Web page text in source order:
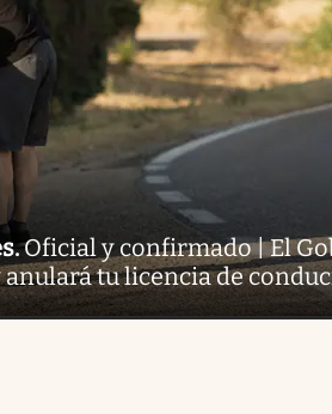
.Oficial y confirmado | El
tu licencia de